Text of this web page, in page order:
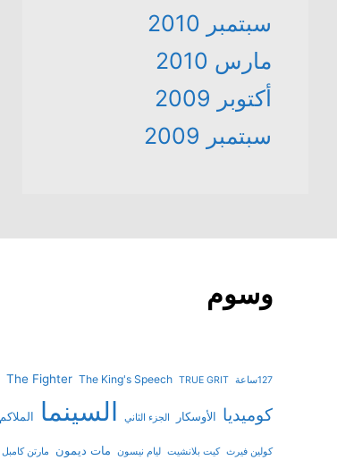
سبتمبر 2010
مارس 2010
أكتوبر 2009
سبتمبر 2009
وسوم
127ساعة The Fighter The King's Speech TRUE GRIT
كوميديا الأوسكار الجزء الثاني السينما الملاكم
كولين فيرث كيت بلانشيت ليام نيسون مات ديمون مارتن كامبل